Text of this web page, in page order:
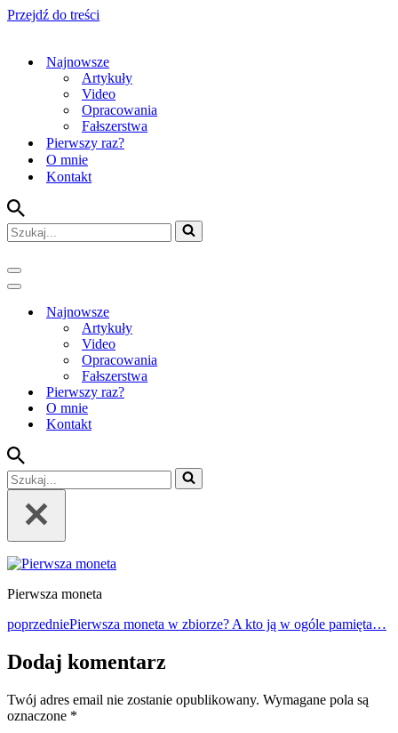
Przejdź do treści
Najnowsze
Artykuły
Video
Opracowania
Fałszerstwa
Pierwszy raz?
O mnie
Kontakt
Szukaj...
Menu
nawigacji
Menu
nawigacjiNajnowsze
Artykuły
Video
Opracowania
Fałszerstwa
Pierwszy raz?
O mnie
Kontakt
Szukaj...
Pierwsza moneta
poprzedniePierwsza moneta w zbiorze? A kto ją w ogóle pamięta…
Dodaj komentarz
Twój adres email nie zostanie opublikowany. Wymagane pola są
oznaczone *